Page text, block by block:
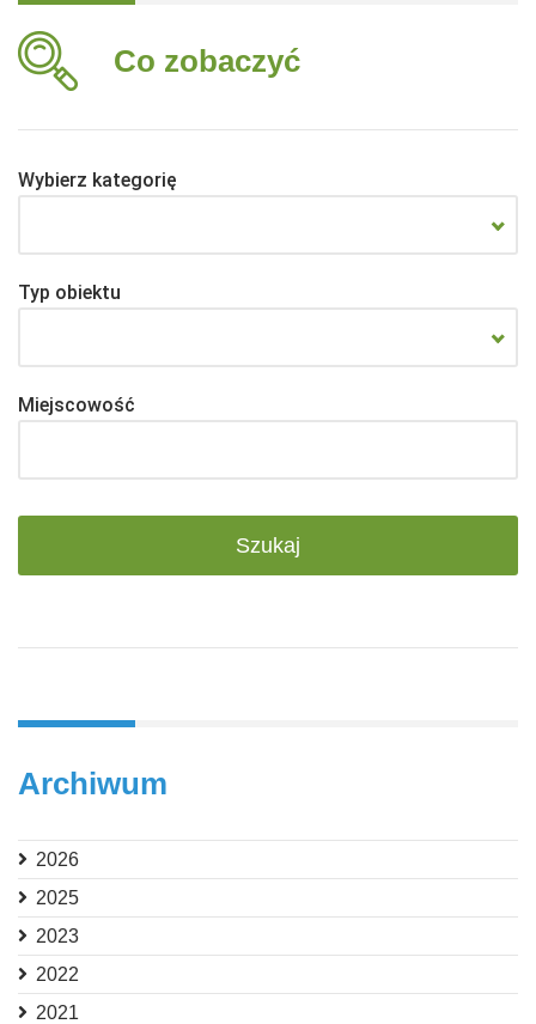
Co zobaczyć
Wybierz kategorię
Typ obiektu
Miejscowość
Archiwum
2026
2025
2023
2022
2021